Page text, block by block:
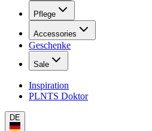
Pflege
Accessories
Geschenke
Sale
Inspiration
PLNTS Doktor
DE